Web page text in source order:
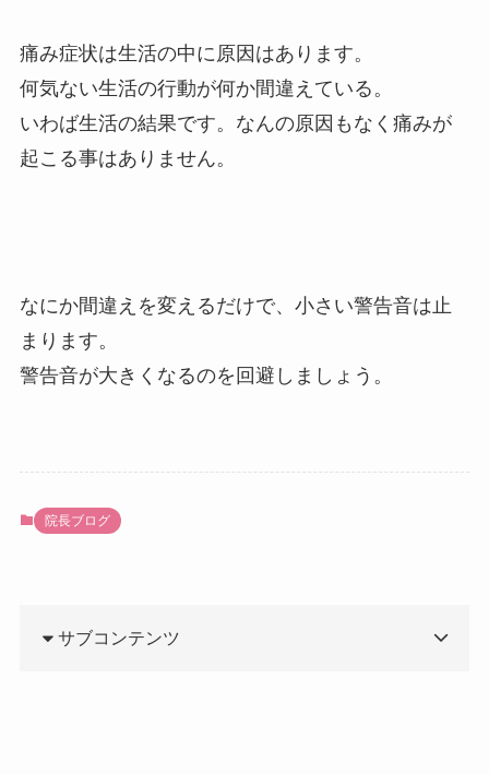
痛み症状は生活の中に原因はあります。
何気ない生活の行動が何か間違えている。
いわば生活の結果です。なんの原因もなく痛みが
起こる事はありません。
なにか間違えを変えるだけで、小さい警告音は止
まります。
警告音が大きくなるのを回避しましょう。
院長ブログ
サブコンテンツ